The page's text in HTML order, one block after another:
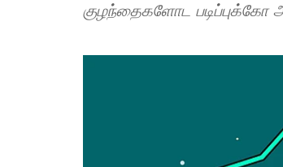
குழந்தைகளோட